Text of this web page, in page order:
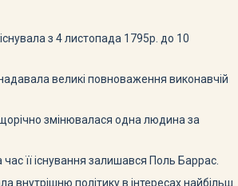
з 4 листопада 1795р. до 10
великі повноваження ви­конавчій
змінювалася одна людина за
її існування залишався Поль Баррас.
внутрішню політику в інтересах найбільш